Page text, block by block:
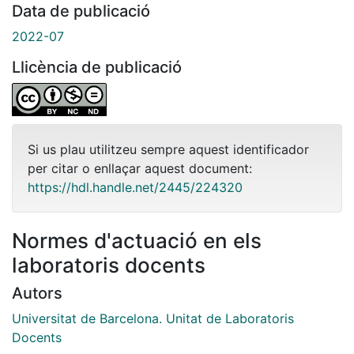
Data de publicació
2022-07
Llicència de publicació
Si us plau utilitzeu sempre aquest identificador
per citar o enllaçar aquest document:
https://hdl.handle.net/2445/224320
Normes d'actuació en els
laboratoris docents
Autors
Universitat de Barcelona. Unitat de Laboratoris
Docents